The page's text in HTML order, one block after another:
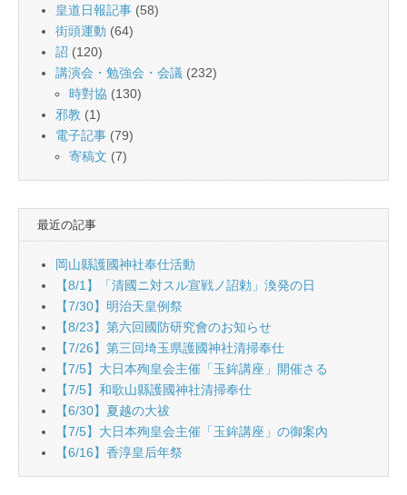
皇道日報記事 (58)
街頭運動 (64)
詔 (120)
講演会・勉強会・会議 (232)
時對協 (130)
邪教 (1)
電子記事 (79)
寄稿文 (7)
最近の記事
岡山縣護國神社奉仕活動
【8/1】「清國ニ対スル宣戦ノ詔勅」渙発の日
【7/30】明治天皇例祭
【8/23】第六回國防研究會のお知らせ
【7/26】第三回埼玉県護國神社清掃奉仕
【7/5】大日本殉皇会主催「玉鉾講座」開催さる
【7/5】和歌山縣護國神社清掃奉仕
【6/30】夏越の大祓
【7/5】大日本殉皇会主催「玉鉾講座」の御案內
【6/16】香淳皇后年祭